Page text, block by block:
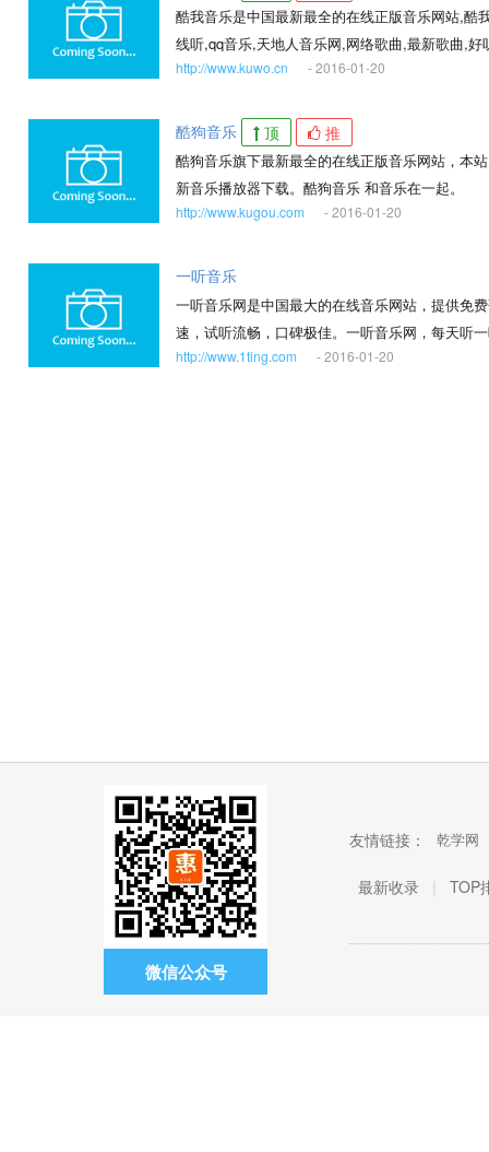
酷我音乐是中国最新最全的在线正版音乐网站,
线听,qq音乐,天地人音乐网,网络歌曲,最新歌曲,
云音乐等多种音乐服务.酷我音乐拥有庞大,完整
http://www.kuwo.cn - 2016-01-20
酷狗音乐 顶 推
酷狗音乐旗下最新最全的在线正版音乐网站，本
新音乐播放器下载。酷狗音乐 和音乐在一起。
http://www.kugou.com - 2016-01-20
一听音乐
一听音乐网是中国最大的在线音乐网站，提供免
速，试听流畅，口碑极佳。一听音乐网，每天听
http://www.1ting.com - 2016-01-20
微信公众号
友情链接： 乾学网
最新收录 | TOP